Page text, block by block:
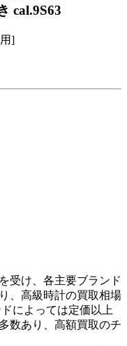
cal.9S63
]
受け、各主要ブランド
、高級時計の買取相場
によっては定価以上
数あり、高額買取のチ